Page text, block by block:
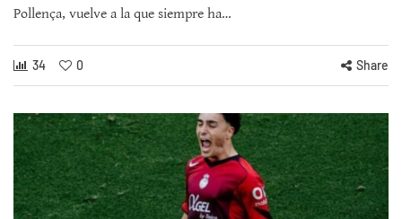
Pollença, vuelve a la que siempre ha…
34 0 Share